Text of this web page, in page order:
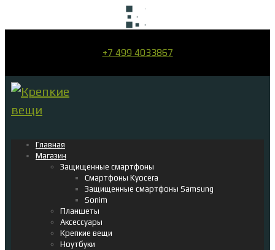
+7 499 4033867
Главная
Магазин
Защищенные смартфоны
Смартфоны Kyocera
Защищенные смартфоны Samsung
Sonim
Планшеты
Аксессуары
Крепкие вещи
Ноутбуки